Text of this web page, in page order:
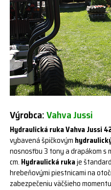
Výrobca:Vahva Jussi
Hydraulická ruka Vahva Jussi
vybavená špičkovým
nosnosťou 3 tony a drapákom s
cm. Hydraulická rukaje
hrebeňovými piestnicami na
zabezpečeniu väčšieho